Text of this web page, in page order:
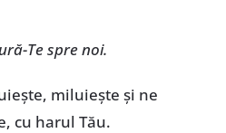
Te spre noi.
miluieşte şi ne
cu harul Tău.